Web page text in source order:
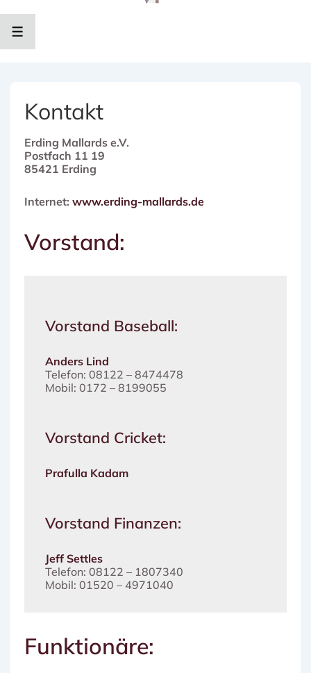
InhaltMENÜ
Kontakt
Erding Mallards e.V.
Postfach 11 19
85421 Erding
Internet: www.erding-mallards.de
Vorstand:
Vorstand Baseball:
Anders Lind
Telefon: 08122 – 8474478
Mobil: 0172 – 8199055
Vorstand Cricket:
Prafulla Kadam
Vorstand Finanzen:
Jeff Settles
Telefon: 08122 – 1807340
Mobil: 01520 – 4971040
Funktionäre: